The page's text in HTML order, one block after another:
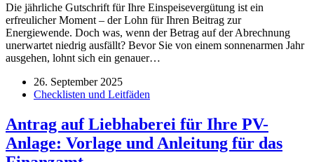
Die jährliche Gutschrift für Ihre Einspeisevergütung ist ein
erfreulicher Moment – der Lohn für Ihren Beitrag zur
Energiewende. Doch was, wenn der Betrag auf der Abrechnung
unerwartet niedrig ausfällt? Bevor Sie von einem sonnenarmen Jahr
ausgehen, lohnt sich ein genauer…
26. September 2025
Checklisten und Leitfäden
Antrag auf Liebhaberei für Ihre PV-
Anlage: Vorlage und Anleitung für das